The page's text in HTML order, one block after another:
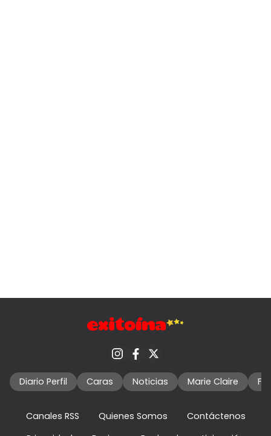
Diario Perfil Caras Noticias Marie Claire
Canales RSS Quienes Somos
Contáctenos